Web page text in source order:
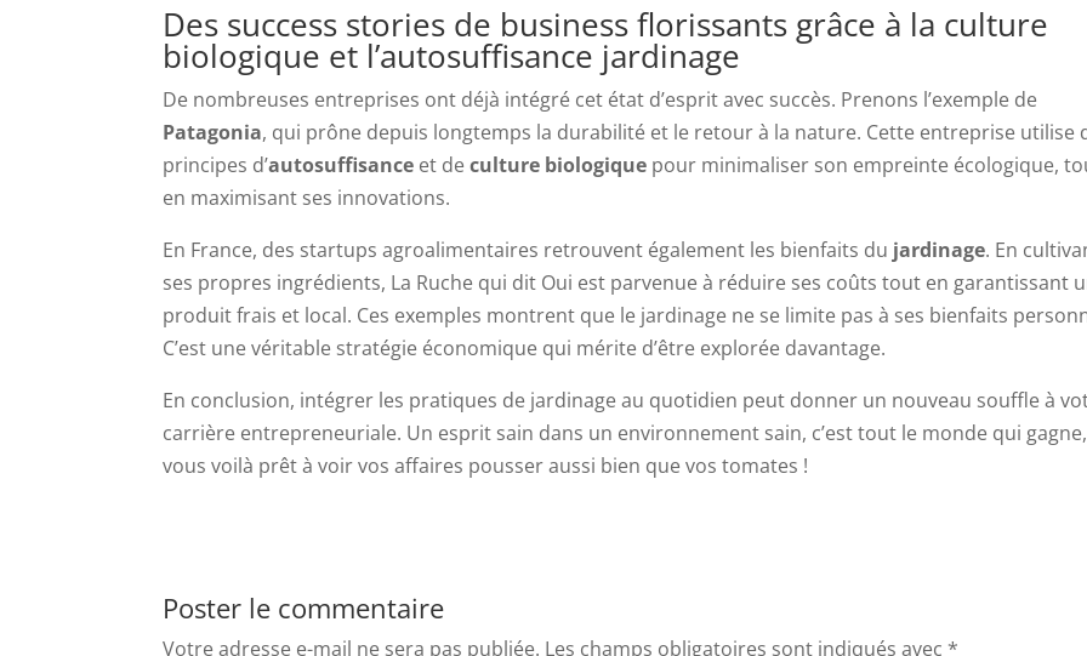
Des success stories de business florissants grâce à la culture
biologique et l’autosuffisance jardinage
De nombreuses entreprises ont déjà intégré cet état d’esprit avec succès. Prenons l’exemple de
Patagonia, qui prône depuis longtemps la durabilité et le retour à la nature. Cette entreprise utilise
principes d’autosuffisance et deculture biologique pour minimaliser son empreinte écologique,
en maximisant ses innovations.
En France, des startups agroalimentaires retrouvent également les bienfaits du jardinage. En
ses propres ingrédients, La Ruche qui dit Oui est parvenue à réduire ses coûts tout en garantissant
produit frais et local. Ces exemples montrent que le jardinage ne se limite pas à ses bienfaits
C’est une véritable stratégie économique qui mérite d’être explorée davantage.
En conclusion, intégrer les pratiques de jardinage au quotidien peut donner un nouveau souffle à
carrière entrepreneuriale. Un esprit sain dans un environnement sain, c’est tout le monde qui
vous voilà prêt à voir vos affaires pousser aussi bien que vos tomates !
Poster le commentaire
Votre adresse e-mail ne sera pas publiée. Les champs obligatoires sont indiqués avec *